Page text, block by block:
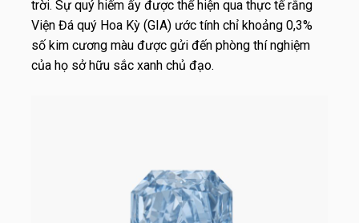
trời. Sự quý hiếm ấy được thể hiện qua thực tế rằng
Viện Đá quý Hoa Kỳ (GIA) ước tính chỉ khoảng 0,3%
số kim cương màu được gửi đến phòng thí nghiệm
của họ sở hữu sắc xanh chủ đạo.